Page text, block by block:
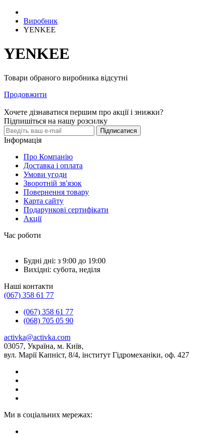
Виробник
YENKEE
YENKEE
Товари обраного виробника відсутні
Продовжити
Хочете дізнаватися першим про акції і знижки?
Підпишіться на нашу розсилку
Підписатися
Інформація
Про Компанію
Доставка і оплата
Умови угоди
Зворотній зв'язок
Повернення товару
Карта сайту
Подарункові сертифікати
Акції
Час роботи
Будні дні: з 9:00 до 19:00
Вихідні: субота, неділя
Наші контакти
(067) 358 61 77
(067) 358 61 77
(068) 705 05 90
activka@activka.com
03057, Україна, м. Київ,
вул. Марії Капніст, 8/4, інститут Гідромеханіки, оф. 427
Ми в соціальних мережах: